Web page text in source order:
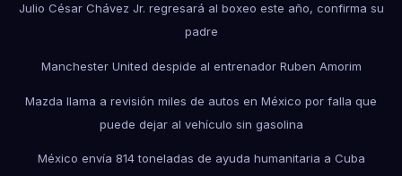
Julio César Chávez Jr. regresará al boxeo este año, confirma su
padre
Manchester United despide al entrenador Ruben Amorim
Mazda llama a revisión miles de autos en México por falla que
puede dejar al vehículo sin gasolina
México envía 814 toneladas de ayuda humanitaria a Cuba